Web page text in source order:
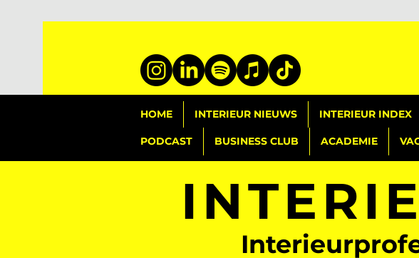
HOME INTERIEUR NIEUWS INTERIEUR INDEX
PODCAST BUSINESS CLUB ACADEMIE